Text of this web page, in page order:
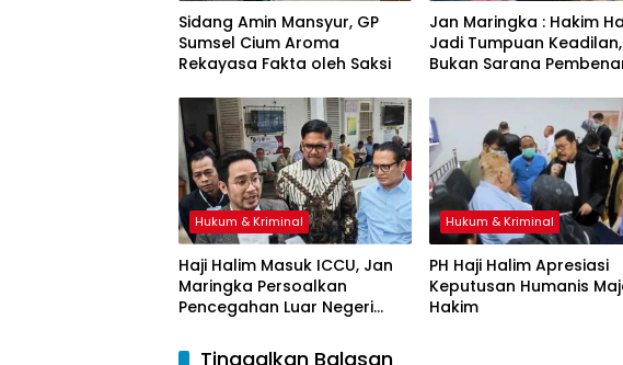
Sidang Amin Mansyur, GP
Sumsel Cium Aroma
Rekayasa Fakta oleh Saksi
Jan Maringka : Hakim
Jadi Tumpuan Keadilan,
Bukan Sarana
Hukum & Kriminal
Haji Halim Masuk ICCU, Jan
Maringka Persoalkan
Pencegahan Luar Negeri
Hukum & Kriminal
PH Haji Halim Apresiasi
Keputusan Humanis
Hakim
Tinggalkan Balasan